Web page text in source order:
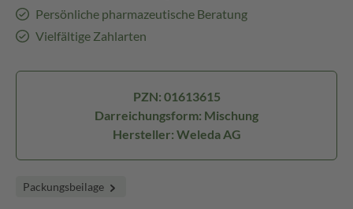
Persönliche pharmazeutische Beratung
Vielfältige Zahlarten
PZN: 01613615
Darreichungsform: Mischung
Hersteller: Weleda AG
Packungsbeilage